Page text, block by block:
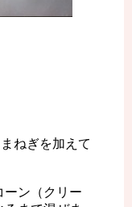
ねぎを加えて
ーン（クリー